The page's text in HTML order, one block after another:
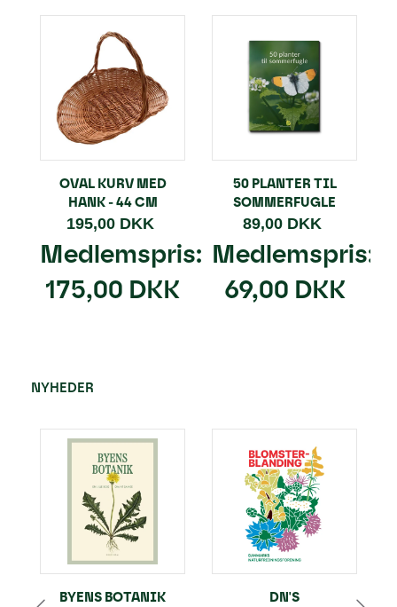
OVAL KURV MED
HANK - 44 CM
195,00 DKK
Medlemspris:
175,00 DKK
50 PLANTER TIL
SOMMERFUGLE
89,00 DKK
Medlemspris:
69,00 DKK
NYHEDER
BYENS BOTANIK
DN'S